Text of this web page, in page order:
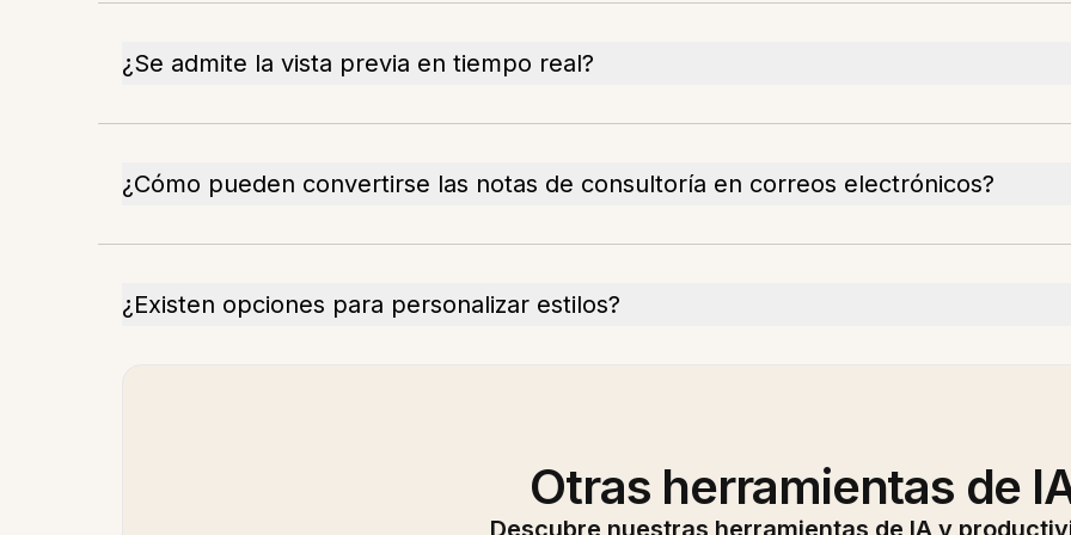
¿Se admite la vista previa en tiempo real?
¿Cómo pueden convertirse las notas de consultoría en correos electrónicos?
¿Existen opciones para personalizar estilos?
Otras herramientas de
Descubre nuestras herramientas de IA y